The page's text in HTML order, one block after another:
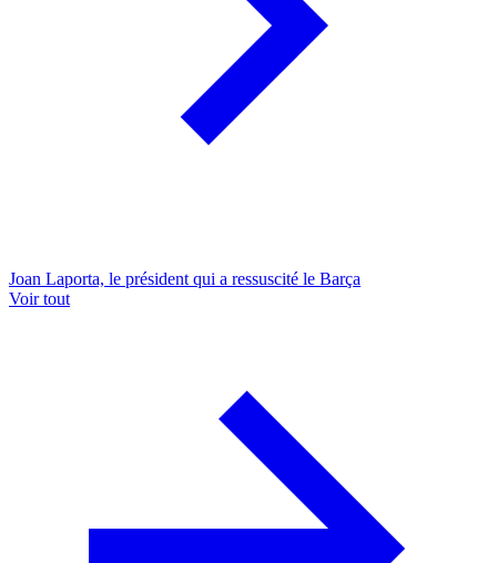
Joan Laporta, le président qui a ressuscité le Barça
Voir tout